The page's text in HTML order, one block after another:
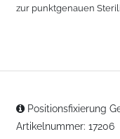
zur punktgenauen
Positionsfixierung
Artikelnummer: 17206